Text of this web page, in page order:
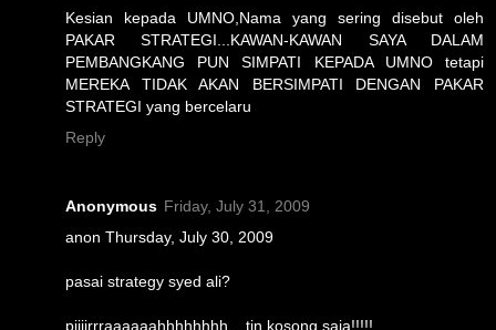
Kesian kepada UMNO,Nama yang sering disebut oleh
PAKAR STRATEGI...KAWAN-KAWAN SAYA DALAM
PEMBANGKANG PUN SIMPATI KEPADA UMNO tetapi
MEREKA TIDAK AKAN BERSIMPATI DENGAN PAKAR
STRATEGI yang bercelaru
Reply
Anonymous Friday, July 31, 2009
anon Thursday, July 30, 2009
pasai strategy syed ali?
piiiirrraaaaaahhhhhhhh....tin kosong saja!!!!!